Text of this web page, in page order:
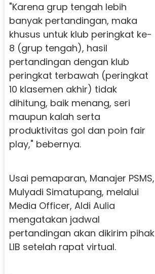
"Karena grup tengah lebih
banyak pertandingan, maka
khusus untuk klub peringkat ke-
8 (grup tengah), hasil
pertandingan dengan klub
peringkat terbawah (peringkat
10 klasemen akhir) tidak
dihitung, baik menang, seri
maupun kalah serta
produktivitas gol dan poin fair
play," bebernya.
Usai pemaparan, Manajer PSMS,
Mulyadi Simatupang, melalui
Media Officer, Aldi Aulia
mengatakan jadwal
pertandingan akan dikirim pihak
LIB setelah rapat virtual.